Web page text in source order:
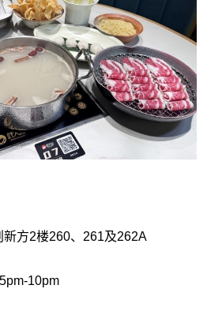
方2楼260、261及262A
10pm